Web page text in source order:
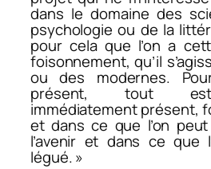
dans le domaine des
psychologie ou de la
pour cela que l’on a
foisonnement, qu’il
ou des modernes.
présent, tout est
immédiatement présent,
et dans ce que l’on
l’avenir et dans ce
légué. »